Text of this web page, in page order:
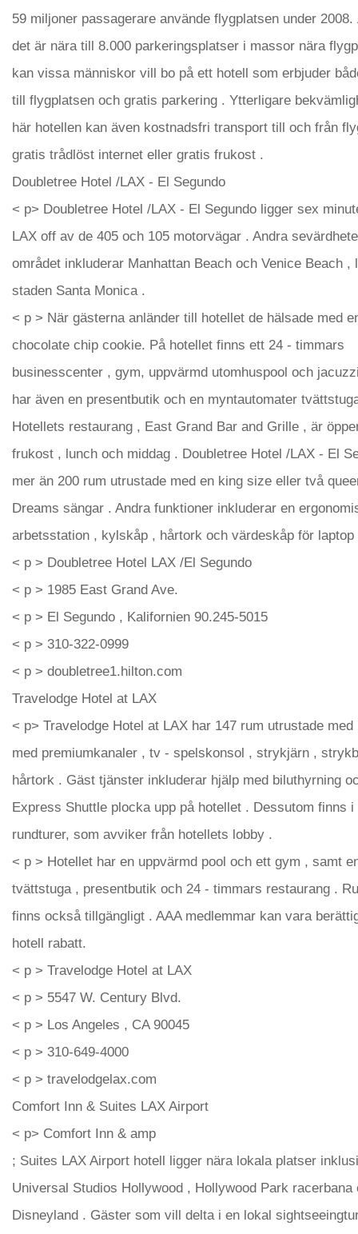
59 miljoner passagerare använde flygplatsen under 2008.
det är nära till 8.000 parkeringsplatser i massor nära
kan vissa människor vill bo på ett hotell som erbjuder
till flygplatsen och gratis parkering . Ytterligare
här hotellen kan även kostnadsfri transport till och från
gratis trådlöst internet eller gratis frukost .
Doubletree Hotel /LAX - El Segundo
< p> Doubletree Hotel /LAX - El Segundo ligger sex
LAX off av de 405 och 105 motorvägar . Andra
området inkluderar Manhattan Beach och Venice Beach ,
staden Santa Monica .
< p > När gästerna anländer till hotellet de hälsade med
chocolate chip cookie. På hotellet finns ett 24 - timmars
businesscenter , gym, uppvärmd utomhuspool och
har även en presentbutik och en myntautomater
Hotellets restaurang , East Grand Bar and Grille , är
frukost , lunch och middag . Doubletree Hotel /LAX - El
mer än 200 rum utrustade med en king size eller två
Dreams sängar . Andra funktioner inkluderar en
arbetsstation , kylskåp , hårtork och värdeskåp för laptop
< p > Doubletree Hotel LAX /El Segundo
< p > 1985 East Grand Ave.
< p > El Segundo , Kalifornien 90.245-5015
< p > 310-322-0999
< p > doubletree1.hilton.com
Travelodge Hotel at LAX
< p> Travelodge Hotel at LAX har 147 rum utrustade med
med premiumkanaler , tv - spelskonsol , strykjärn ,
hårtork . Gäst tjänster inkluderar hjälp med biluthyrning
Express Shuttle plocka upp på hotellet . Dessutom finns i
rundturer, som avviker från hotellets lobby .
< p > Hotellet har en uppvärmd pool och ett gym , samt
tvättstuga , presentbutik och 24 - timmars restaurang .
finns också tillgängligt . AAA medlemmar kan vara
hotell rabatt.
< p > Travelodge Hotel at LAX
< p > 5547 W. Century Blvd.
< p > Los Angeles , CA 90045
< p > 310-649-4000
< p > travelodgelax.com
Comfort Inn & Suites LAX Airport
< p> Comfort Inn & amp
; Suites LAX Airport hotell ligger nära lokala platser
Universal Studios Hollywood , Hollywood Park racerbana
Disneyland . Gäster som vill delta i en lokal